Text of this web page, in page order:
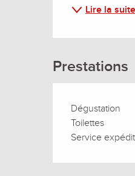
Lire la suite
Prestations
Dégustation
Toilettes
Service